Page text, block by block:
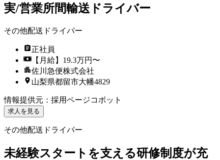
実/営業所間輸送ドライバー
その他配送ドライバー
正社員
【月給】19.3万円〜
佐川急便株式会社
山梨県都留市大幡4829
情報提供元 ： 採用ページコボット
求人を見る
その他配送ドライバー
未経験スタートを支える研修制度が充